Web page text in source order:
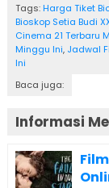
Tags: Harga Tiket
Bioskop Setia Budi
Cinema 21 Terbaru
Minggu Ini, Jadwal
Ini
Baca juga:
Informasi